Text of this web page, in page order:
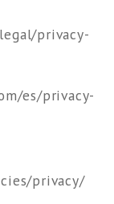
privacy-
es/privacy-
privacy/